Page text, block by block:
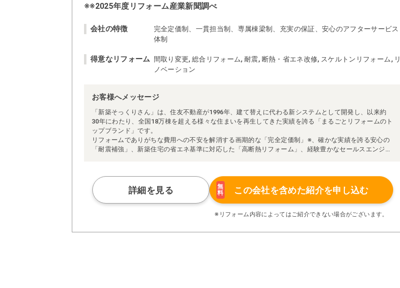
※※2025年度リフォーム産業新聞調べ
会社の特徴
完全定価制、一貫担当制、専属棟梁制、充実の保証、安心のアフターサービス
体制
得意なリフォーム
間取り変更, 総合リフォーム, 耐震, 断熱・省エネ改修, スケルトンリフォーム, リ
ノベーション
お客様へメッセージ
「新築そっくりさん」は、住友不動産が1996年、建て替えに代わる新システムとして開発し、以来約
30年にわたり、全国18万棟を超える様々な住まいを再生してきた実績を誇る「まるごとリフォームのト
ップブランド」です。
リフォームでありがちな費用への不安を解消する画期的な「完全定価制」※、確かな実績を誇る安心の
「耐震補強」、新築住宅の省エネ基準に対応した「高断熱リフォーム」、経験豊かなセールスエンジニ
られた充実の施工マニュアルや検査体制により高い施工品質を実現。
さらに、住友不動産のリフォームならではの充実の保証、アフターサービス体制で工事後も安心です。
ぜひ、あなたの大切なお住まいの再生を私たちにお任せください！
※お客様のご要望による工事内容変更がない限り着工後の追加費用はありません。
詳細を見る
無
料
この会社を含めた紹介を申し込む
※リフォーム内容によってはご紹介できない場合がございます。